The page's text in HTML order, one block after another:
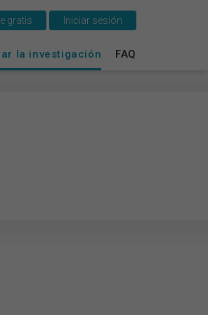
la investigación FAQ
gratis Iniciar sesión